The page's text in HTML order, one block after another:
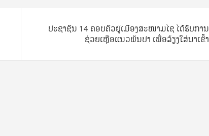
​ປະຊາຊົນ 14 ຄອບຄົວຢູ່ເມືອງສະໜາມໄຊ ໄດ້ຮັບການ
ຊ່ວຍເຫຼືອແນວພັນປາ ເພື່ອລ້ຽງໃສ່ນາເຂົ້າ